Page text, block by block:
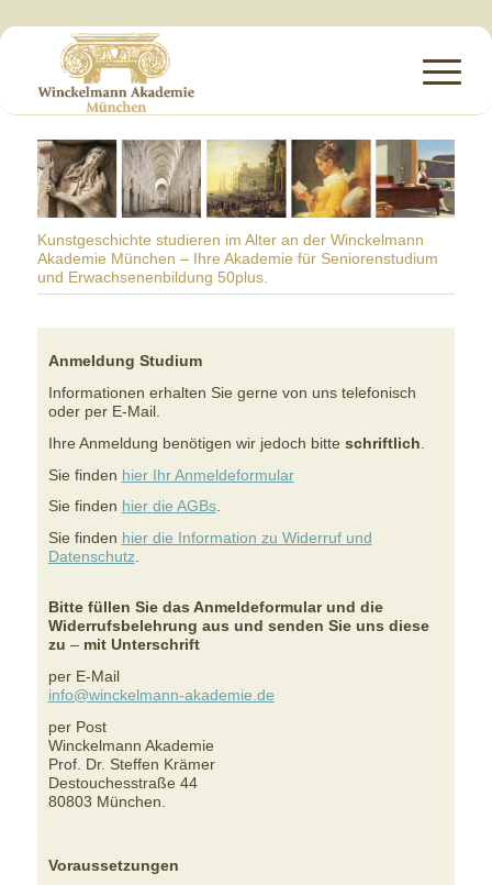
Kunstgeschichte studieren im Alter an der Winckelmann
Akademie München – Ihre Akademie für Seniorenstudium
und Erwachsenenbildung 50plus.
Anmeldung Studium
Informationen erhalten Sie gerne von uns telefonisch
oder per E-Mail.
Ihre Anmeldung benötigen wir jedoch bitte schriftlich
Sie finden hier Ihr Anmeldeformular
Sie finden hier die AGBs.
Sie finden hier die Information zu Widerruf und
Datenschutz.
Bitte füllen Sie das Anmeldeformular und die
Widerrufsbelehrung aus und senden Sie uns diese
zu – mit Unterschrift
per E-Mail
info@winckelmann-akademie.de
per Post
Winckelmann Akademie
Prof. Dr. Steffen Krämer
Destouchesstraße 44
80803 München.
Voraussetzungen